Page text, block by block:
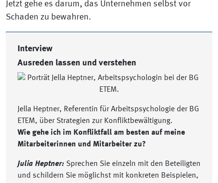
Jetzt gehe es darum, das Unternehmen selbst vor
Schaden zu bewahren.
Interview
Ausreden lassen und verstehen
Jella Heptner, Referentin für Arbeitspsychologie der BG
ETEM, über Strategien zur Konfliktbewältigung.
Wie gehe ich im Konfliktfall am besten auf meine
Mitarbeiterinnen und Mitarbeiter zu?
Julia Heptner: Sprechen Sie einzeln mit den Beteiligten
und schildern Sie möglichst mit konkreten Beispielen,